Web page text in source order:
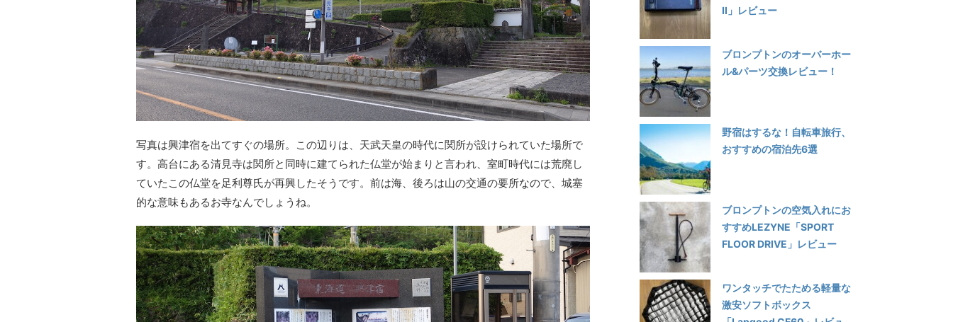
写真は興津宿を出てすぐの場所。この辺りは、天武天皇の時代に関所が設けられていた場所で
す。高台にある清見寺は関所と同時に建てられた仏堂が始まりと言われ、室町時代には荒廃し
ていたこの仏堂を足利尊氏が再興したそうです。前は海、後ろは山の交通の要所なので、城塞
的な意味もあるお寺なんでしょうね。
Ⅱ」レビュー
ブロンプトンのオーバーホー
ル&パーツ交換レビュー！
野宿はするな！自転車旅行、
おすすめの宿泊先6選
ブロンプトンの空気入れにお
すすめLEZYNE「SPORT
FLOOR DRIVE」レビュー
ワンタッチでたためる軽量な
激安ソフトボックス